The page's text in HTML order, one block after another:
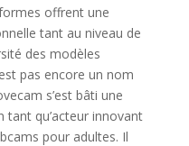
offrent une
tant au niveau de
des modèles
pas encore un nom
s’est bâti une
tant qu’acteur innovant
pour adultes. Il